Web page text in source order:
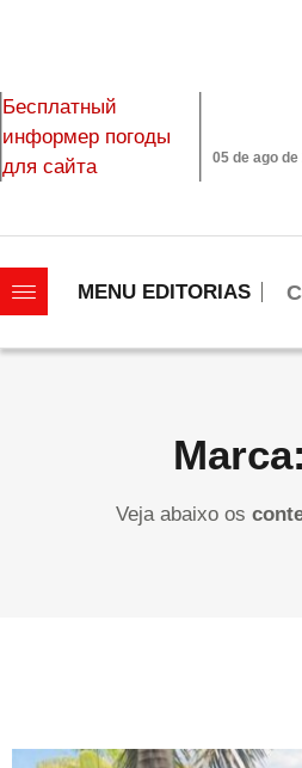
Бесплатный
информер погоды
для сайта
05 de ago
MENU EDITORIAS
Veja abaixo os